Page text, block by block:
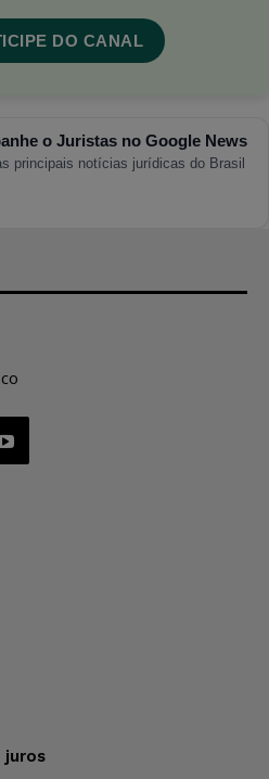
DO CANAL
o Juristas no Google News
principais notícias jurídicas do Brasil
juros